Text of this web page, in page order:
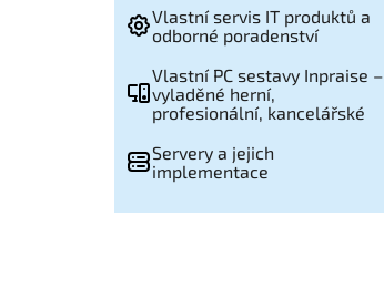
Vlastní servis IT produktů a
odborné poradenství
Vlastní PC sestavy Inpraise –
vyladěné herní,
profesionální, kancelářské
Servery a jejich
implementace